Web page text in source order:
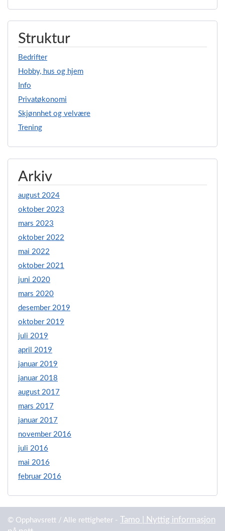
Struktur
Bedrifter
Hobby, hus og hjem
Info
Privatøkonomi
Skjønnhet og velvære
Trening
Arkiv
august 2024
oktober 2023
mars 2023
oktober 2022
mai 2022
oktober 2021
juni 2020
mars 2020
desember 2019
oktober 2019
juli 2019
april 2019
januar 2019
januar 2018
august 2017
mars 2017
januar 2017
november 2016
juli 2016
mai 2016
februar 2016
© Opphavsrett / Alle rettigheter -
Tamo | Nyttig informasjon